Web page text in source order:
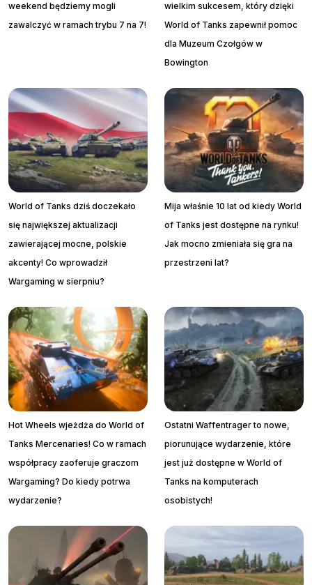
weekend będziemy mogli
zawalczyć w ramach trybu 7 na 7!
wielkim sukcesem, który dzięki
World of Tanks zapewnił pomoc
dla Muzeum Czołgów w
Bowington
World of Tanks dziś doczekało
się największej aktualizacji
zawierającej mocne, polskie
akcenty! Co wprowadził
Wargaming w sierpniu?
Mija właśnie 10 lat od kiedy World
of Tanks jest dostępne na rynku!
Jak mocno zmieniała się gra na
przestrzeni lat?
Hot Wheels wjeżdża do World of
Tanks Mercenaries! Co w ramach
współpracy zaoferuje graczom
Wargaming? Do kiedy potrwa
wydarzenie?
Ostatni Waffentrager to nowe,
piorunujące wydarzenie, które
jest już dostępne w World of
Tanks na komputerach
osobistych!